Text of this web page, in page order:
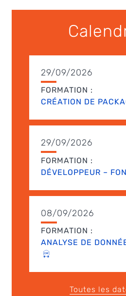
29/09/2026
FORMATION :
CRÉATION DE
29/09/2026
FORMATION :
DÉVELOPPEUR –
08/09/2026
FORMATION :
ANALYSE DE
Toutes les